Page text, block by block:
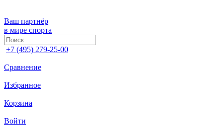
Ваш партнёр
в мире спорта
+7 (495) 279-25-00
Сравнение
Избранное
Корзина
Войти